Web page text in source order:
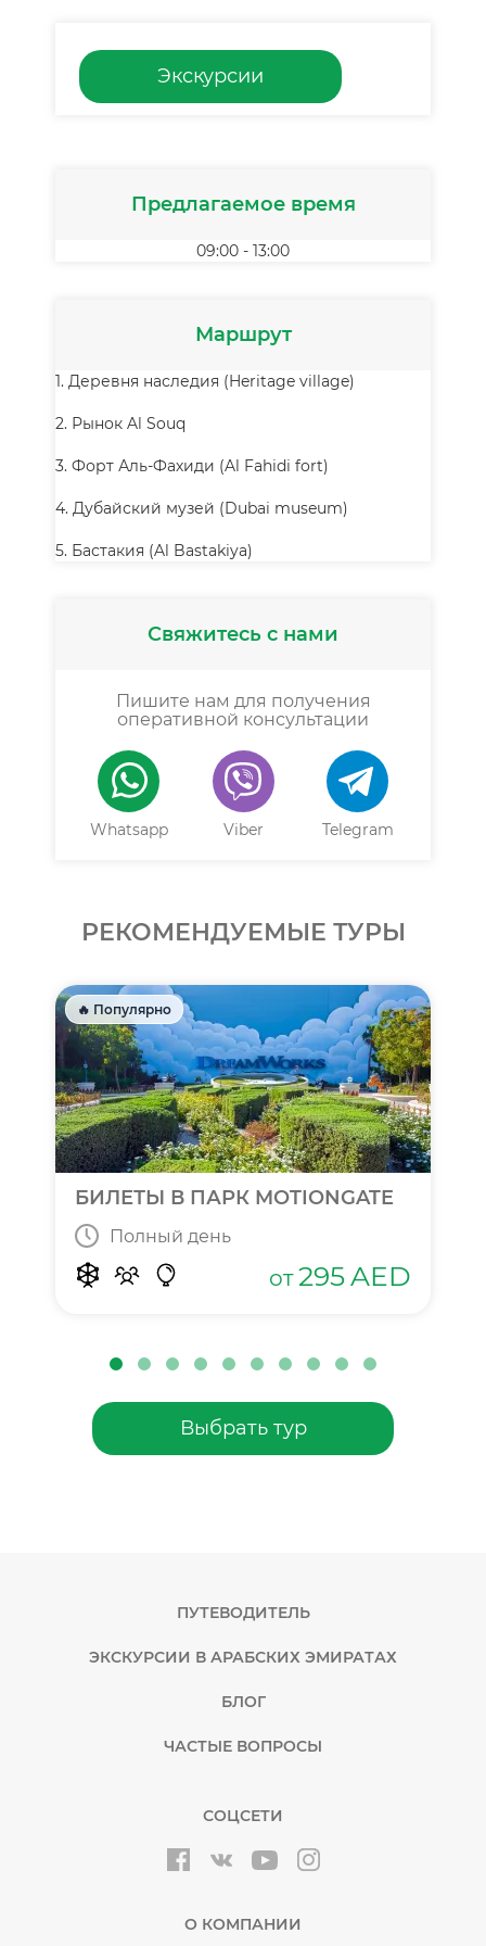
Экскурсии
Предлагаемое время
09:00 - 13:00
Маршрут
1. Деревня наследия (Heritage village)
2. Рынок Al Souq
3. Форт Аль-Фахиди (Al Fahidi fort)
4. Дубайский музей (Dubai museum)
5. Бастакия (Al Bastakiya)
Свяжитесь с нами
Пишите нам для получения
оперативной консультации
Whatsapp Viber Telegram
РЕКОМЕНДУЕМЫЕ ТУРЫ
🔥 Популярно
БИЛЕТЫ В ПАРК MOTIONGATE
Полный день
от 295AED
Выбрать тур
ПУТЕВОДИТЕЛЬ
ЭКСКУРСИИ В АРАБСКИХ ЭМИРАТАХ
БЛОГ
ЧАСТЫЕ ВОПРОСЫ
СОЦСЕТИ
О КОМПАНИИ